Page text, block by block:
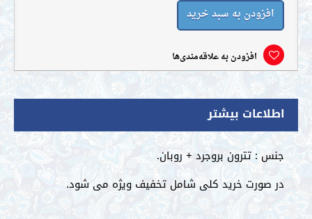
افزودن به سبد خرید
افزودن به علاقه‌مندی‌ها